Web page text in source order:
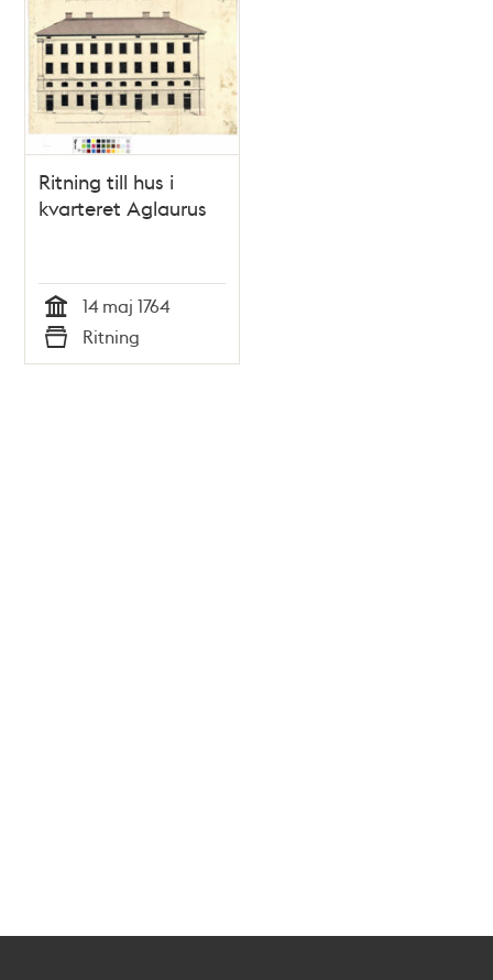
Ritning till hus i
kvarteret Aglaurus
Tid
14 maj 1764
Typ
Ritning